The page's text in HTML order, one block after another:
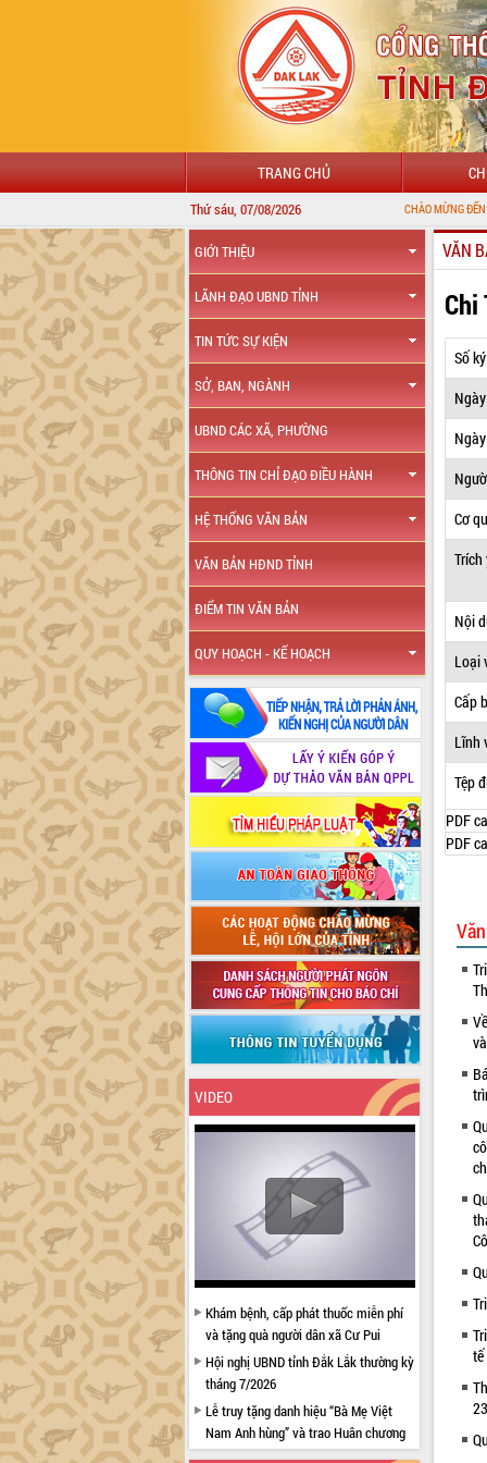
TRANG CHỦ
Thứ sáu, 07/08/2026 CHÀO MỪNG ĐẾN VỚI CỔNG
GIỚI THIỆU
LÃNH ĐẠO UBND TỈNH
TIN TỨC SỰ KIỆN
SỞ, BAN, NGÀNH
UBND CÁC XÃ, PHƯỜNG
THÔNG TIN CHỈ ĐẠO ĐIỀU HÀNH
HỆ THỐNG VĂN BẢN
VĂN BẢN HĐND TỈNH
ĐIỂM TIN VĂN BẢN
QUY HOẠCH - KẾ HOẠCH
VIDEO
Khám bệnh, cấp phát thuốc miễn phí
và tặng quà người dân xã Cư Pui
Hội nghị UBND tỉnh Đắk Lắk thường kỳ
tháng 7/2026
Lễ truy tặng danh hiệu “Bà Mẹ Việt
Nam Anh hùng” và trao Huân chương
Lao động
VĂN
Chi
Số
Cơ
Trích
Nội
Loại
Cấp
Lĩnh
Tệp
PDF
PDF